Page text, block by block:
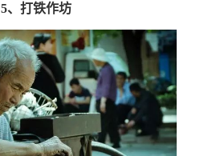
5、打铁作坊